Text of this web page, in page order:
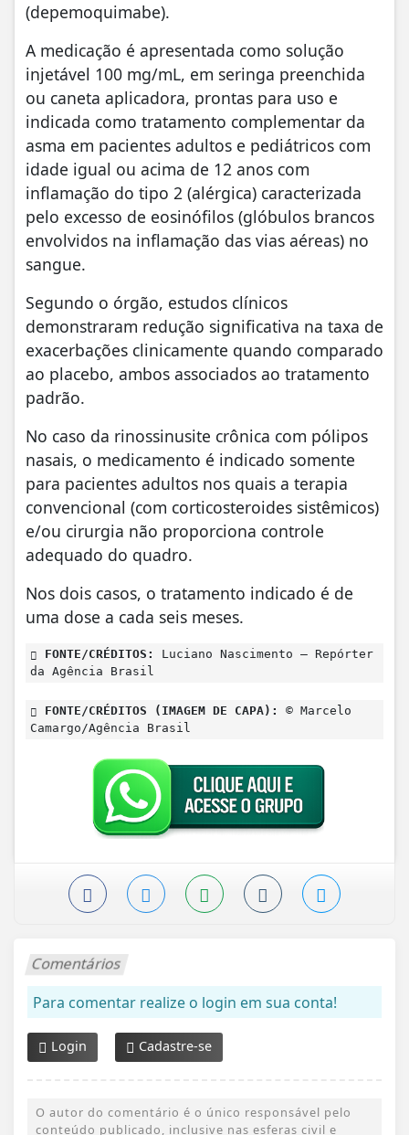
(depemoquimabe).
A medicação é apresentada como solução
injetável 100 mg/mL, em seringa preenchida
ou caneta aplicadora, prontas para uso e
indicada como tratamento complementar da
asma em pacientes adultos e pediátricos com
idade igual ou acima de 12 anos com
inflamação do tipo 2 (alérgica) caracterizada
pelo excesso de eosinófilos (glóbulos brancos
envolvidos na inflamação das vias aéreas) no
sangue.
Segundo o órgão, estudos clínicos
demonstraram redução significativa na taxa de
exacerbações clinicamente quando comparado
ao placebo, ambos associados ao tratamento
padrão.
No caso da rinossinusite crônica com pólipos
nasais, o medicamento é indicado somente
para pacientes adultos nos quais a terapia
convencional (com corticosteroides sistêmicos)
e/ou cirurgia não proporciona controle
adequado do quadro.
Nos dois casos, o tratamento indicado é de
uma dose a cada seis meses.
FONTE/CRÉDITOS:
Luciano Nascimento – Repórter
da Agência Brasil
FONTE/CRÉDITOS (IMAGEM DE CAPA):
© Marcelo
Camargo/Agência Brasil
Comentários
Para comentar realize o login em sua conta!
Login Cadastre-se
O autor do comentário é o único responsável pelo
conteúdo publicado, inclusive nas esferas civil e